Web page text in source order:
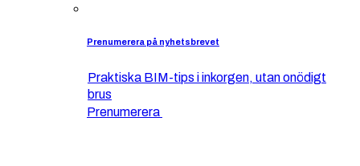
Prenumerera på nyhetsbrevet
Praktiska BIM-tips i inkorgen, utan onödigt
brus
Prenumerera